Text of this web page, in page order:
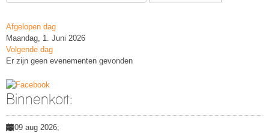
Afgelopen dag
Maandag, 1. Juni 2026
Volgende dag
Er zijn geen evenementen gevonden
Binnenkort:
09 aug 2026;